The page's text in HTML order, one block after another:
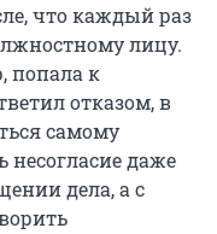
что каждый раз
лицу.
попала к
отказом, в
самому
несогласие даже
дела, а с